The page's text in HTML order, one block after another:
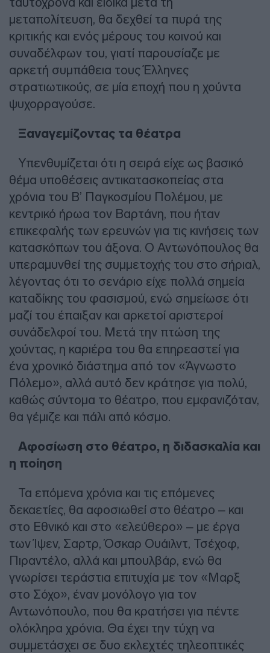
μεταπολίτευση, θα δεχθεί τα πυρά της
κριτικής και ενός μέρους του κοινού και
συναδέλφων του, γιατί παρουσίαζε με
αρκετή συμπάθεια τους Έλληνες
στρατιωτικούς, σε μία εποχή που η χούντα
ψυχορραγούσε.
Ξαναγεμίζοντας τα θέατρα
Υπενθυμίζεται ότι η σειρά είχε ως βασικό
θέμα υποθέσεις αντικατασκοπείας στα
χρόνια του Β’ Παγκοσμίου Πολέμου, με
κεντρικό ήρωα τον Βαρτάνη, που ήταν
επικεφαλής των ερευνών για τις κινήσεις των
κατασκόπων του άξονα. Ο Αντωνόπουλος θα
υπεραμυνθεί της συμμετοχής του στο σήριαλ,
λέγοντας ότι το σενάριο είχε πολλά σημεία
καταδίκης του φασισμού, ενώ σημείωσε ότι
μαζί του έπαιξαν και αρκετοί αριστεροί
συνάδελφοί του. Μετά την πτώση της
χούντας, η καριέρα του θα επηρεαστεί για
ένα χρονικό διάστημα από τον «Άγνωστο
Πόλεμο», αλλά αυτό δεν κράτησε για πολύ,
καθώς σύντομα το θέατρο, που εμφανιζόταν,
θα γέμιζε και πάλι από κόσμο.
Αφοσίωση στο θέατρο, η διδασκαλία και
η ποίηση
Τα επόμενα χρόνια και τις επόμενες
δεκαετίες, θα αφοσιωθεί στο θέατρο – και
στο Εθνικό και στο «ελεύθερο» – με έργα
των Ίψεν, Σαρτρ, Όσκαρ Ουάιλντ, Τσέχοφ,
Πιραντέλο, αλλά και μπουλβάρ, ενώ θα
γνωρίσει τεράστια επιτυχία με τον «Μαρξ
στο Σόχο», έναν μονόλογο για τον
Αντωνόπουλο, που θα κρατήσει για πέντε
ολόκληρα χρόνια. Θα έχει την τύχη να
συμμετάσχει σε δυο εκλεχτές τηλεοπτικές